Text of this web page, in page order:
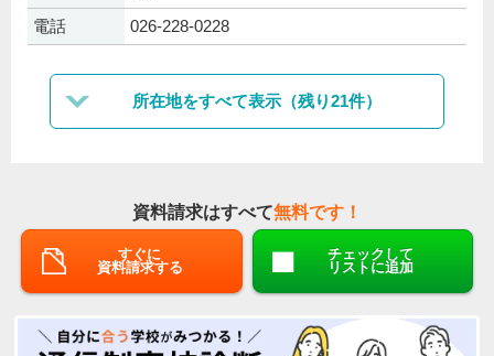
電話 026-228-0228
所在地をすべて表示（残り21件）
資料請求はすべて無料です！
すぐに
資料請求する
チェックして
リストに追加